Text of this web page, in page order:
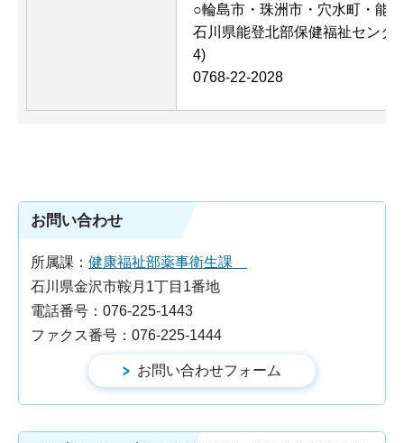
○輪島市・珠洲市・穴水町・能
石川県能登北部保健福祉センタ
4)
0768-22-2028
お問い合わせ
所属課： 健康福祉部薬事衛生課
石川県金沢市鞍月1丁目1番地
電話番号：076-225-1443
ファクス番号：076-225-1444